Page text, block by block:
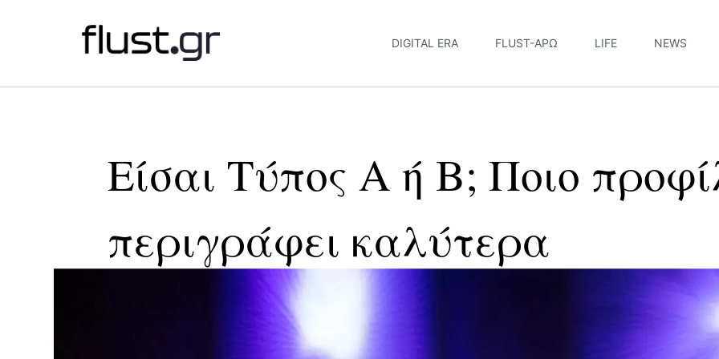
DIGITAL ERA FLUST-ΆΡΩ LIFE NEWS
Είσαι Τύπος Α ή Β; Ποιο
περιγράφει καλύτερα